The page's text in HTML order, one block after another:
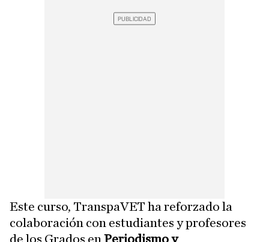
Este curso, TranspaVET ha reforzado la
colaboración con estudiantes y profesores
de los Grados en Periodismo y